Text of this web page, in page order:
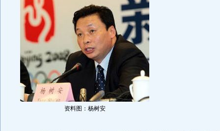
资料图：杨树安